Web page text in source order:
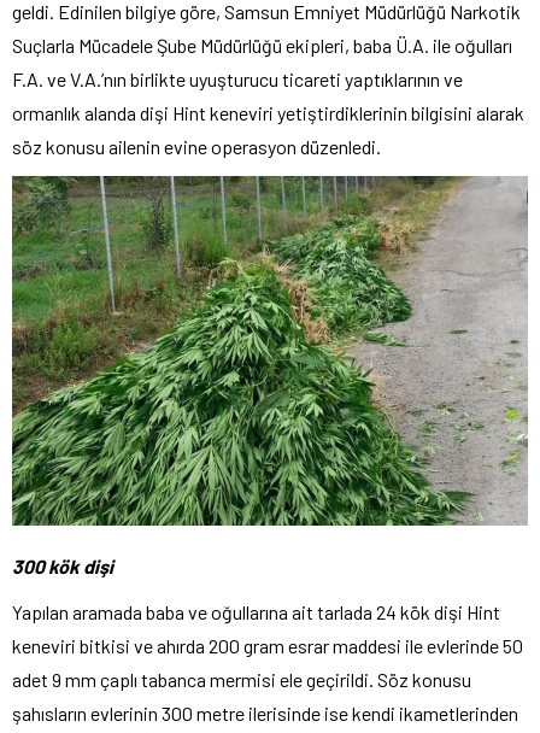
geldi. Edinilen bilgiye göre, Samsun Emniyet Müdürlüğü Narkotik
Suçlarla Mücadele Şube Müdürlüğü ekipleri, baba Ü.A. ile oğulları
F.A. ve V.A.’nın birlikte uyuşturucu ticareti yaptıklarının ve
ormanlık alanda dişi Hint keneviri yetiştirdiklerinin bilgisini alarak
söz konusu ailenin evine operasyon düzenledi.
300 kök dişi
Yapılan aramada baba ve oğullarına ait tarlada 24 kök dişi Hint
keneviri bitkisi ve ahırda 200 gram esrar maddesi ile evlerinde 50
adet 9 mm çaplı tabanca mermisi ele geçirildi. Söz konusu
şahısların evlerinin 300 metre ilerisinde ise kendi ikametlerinden